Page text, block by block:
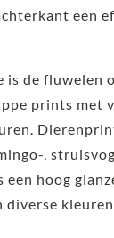
een
is de fluwelen
prints met
,
hoog
kleuren